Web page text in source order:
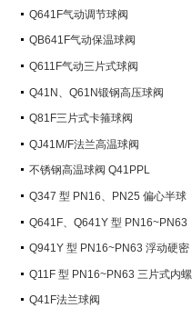
Q641F气动调节球阀
QB641F气动保温球阀
Q611F气动三片式球阀
Q41N、Q61N锻钢高压球阀
Q81F三片式卡箍球阀
QJ41M/F法兰高温球阀
不锈钢高温球阀 Q41PPL
Q347 型 PN16、PN25 偏心半球
阀Q641F、Q641Y 型 PN16~PN63
气动球阀
Q941Y 型 PN16~PN63 浮动硬密
封电动球阀
Q11F 型 PN16~PN63 三片式内螺
纹球阀
Q41F法兰球阀